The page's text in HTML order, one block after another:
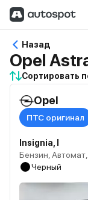
Назад
Opel
Сортировать
Opel
ПТС оригинал
Insignia, I
Бензин,
Черный